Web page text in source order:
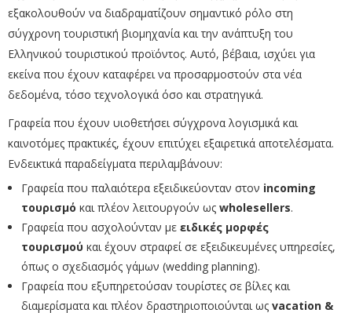
εξακολουθούν να διαδραματίζουν σημαντικό ρόλο στη
σύγχρονη τουριστική βιομηχανία και την ανάπτυξη του
Ελληνικού τουριστικού προϊόντος. Αυτό, βέβαια, ισχύει για
εκείνα που έχουν καταφέρει να προσαρμοστούν στα νέα
δεδομένα, τόσο τεχνολογικά όσο και στρατηγικά.
Γραφεία που έχουν υιοθετήσει σύγχρονα λογισμικά και
καινοτόμες πρακτικές, έχουν επιτύχει εξαιρετικά αποτελέσματα.
Ενδεικτικά παραδείγματα περιλαμβάνουν:
Γραφεία που παλαιότερα εξειδικεύονταν στον incoming
τουρισμό και πλέον λειτουργούν ως wholesellers.
Γραφεία που ασχολούνταν με ειδικές μορφές
τουρισμού και έχουν στραφεί σε εξειδικευμένες υπηρεσίες,
όπως ο σχεδιασμός γάμων (wedding planning).
Γραφεία που εξυπηρετούσαν τουρίστες σε βίλες και
διαμερίσματα και πλέον δραστηριοποιούνται ως vacation &